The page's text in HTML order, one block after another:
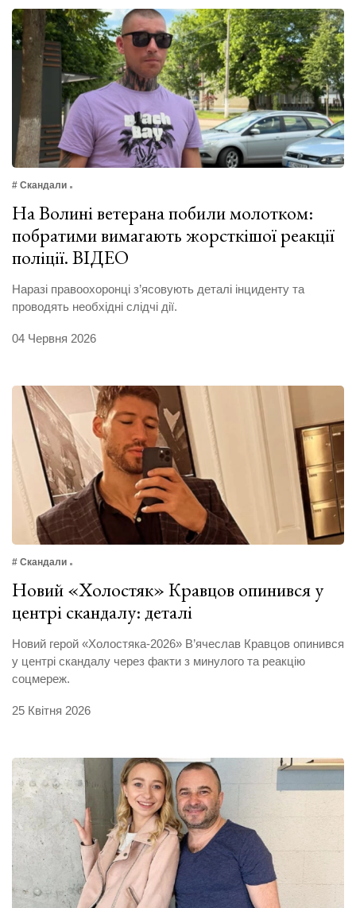
# Скандали
На Волині ветерана побили молотком:
побратими вимагають жорсткішої реакції
поліції. ВІДЕО
Наразі правоохоронці з’ясовують деталі інциденту та
проводять необхідні слідчі дії.
04 Червня 2026
# Скандали
Новий «Холостяк» Кравцов опинився у
центрі скандалу: деталі
Новий герой «Холостяка-2026» В’ячеслав Кравцов опинився
у центрі скандалу через факти з минулого та реакцію
соцмереж.
25 Квітня 2026